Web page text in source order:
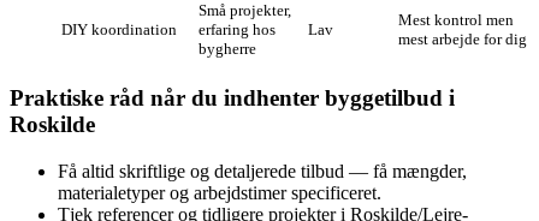
DIY koordination
Små projekter,
erfaring hos
bygherre
Lav
Mest kontrol men
mest arbejde for dig
Praktiske råd når du indhenter byggetilbud i
Roskilde
Få altid skriftlige og detaljerede tilbud — få mængder,
materialetyper og arbejdstimer specificeret.
Tjek referencer og tidligere projekter i Roskilde/Lejre-